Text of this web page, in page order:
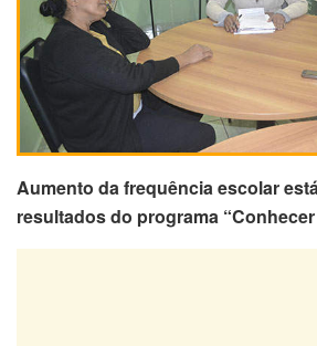
Aumento da frequência escolar
resultados do programa